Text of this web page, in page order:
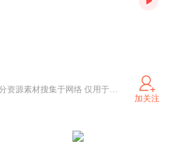
给娃一个有声图书馆 部分资源素材搜集于网络 仅用于学习 如有侵权 请告知
加关注